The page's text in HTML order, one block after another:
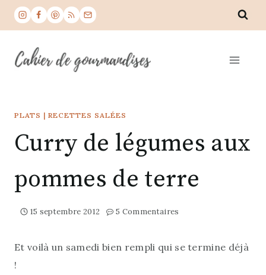
Aller
contenu
PLATS | RECETTES SALÉES
Curry de légumes aux
pommes de terre
15 septembre 2012 5 Commentaires
Et voilà un samedi bien rempli qui se termine déjà
!